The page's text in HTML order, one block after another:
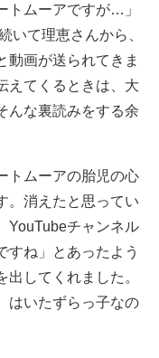
トムーアですが…」
いて理恵さんから、
動画が送られてきま
えてくるときは、大
んな裏読みをする余
トムーアの胎児の心
。消えたと思ってい
YouTubeチャンネル
すね」とあったよう
してくれました。
はいたずらっ子なの